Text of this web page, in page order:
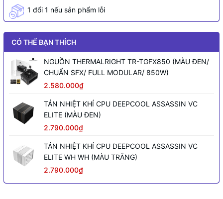
1 đổi 1 nếu sản phẩm lỗi
CÓ THỂ BẠN THÍCH
NGUỒN THERMALRIGHT TR-TGFX850 (MÀU ĐEN/
CHUẨN SFX/ FULL MODULAR/ 850W)
2.580.000₫
TẢN NHIỆT KHÍ CPU DEEPCOOL ASSASSIN VC
ELITE (MÀU ĐEN)
2.790.000₫
TẢN NHIỆT KHÍ CPU DEEPCOOL ASSASSIN VC
ELITE WH WH (MÀU TRẮNG)
2.790.000₫